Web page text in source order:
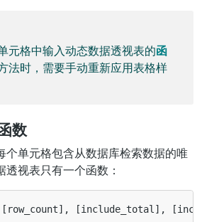
元格中输入动态数据透视表的函
法时，需要手动重新应用表格样
数
个单元格包含从数据库检索数据的唯
视表只有一个函数：